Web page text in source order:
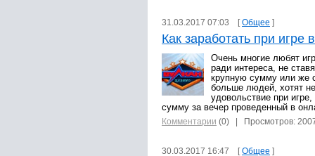
31.03.2017 07:03 [Общее ]
Как заработать при игре
Очень многие любят
ради интереса, не
крупную сумму или же
больше людей, хотят
удовольствие при
сумму за вечер проведенный в
Комментарии (0) | Просмотров:
30.03.2017 16:47 [Общее ]